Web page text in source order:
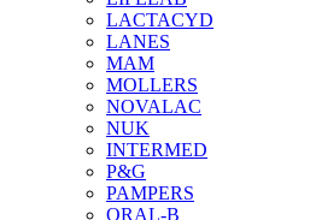
LACTACYD
LANES
MAM
MOLLERS
NOVALAC
NUK
INTERMED
P&G
PAMPERS
ORAL-B